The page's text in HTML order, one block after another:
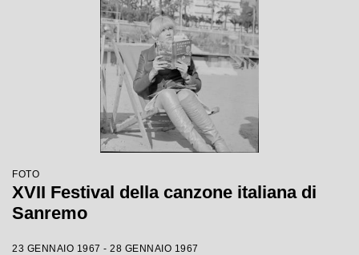
FOTO
XVII Festival della canzone italiana di
Sanremo
23 GENNAIO 1967 - 28 GENNAIO 1967